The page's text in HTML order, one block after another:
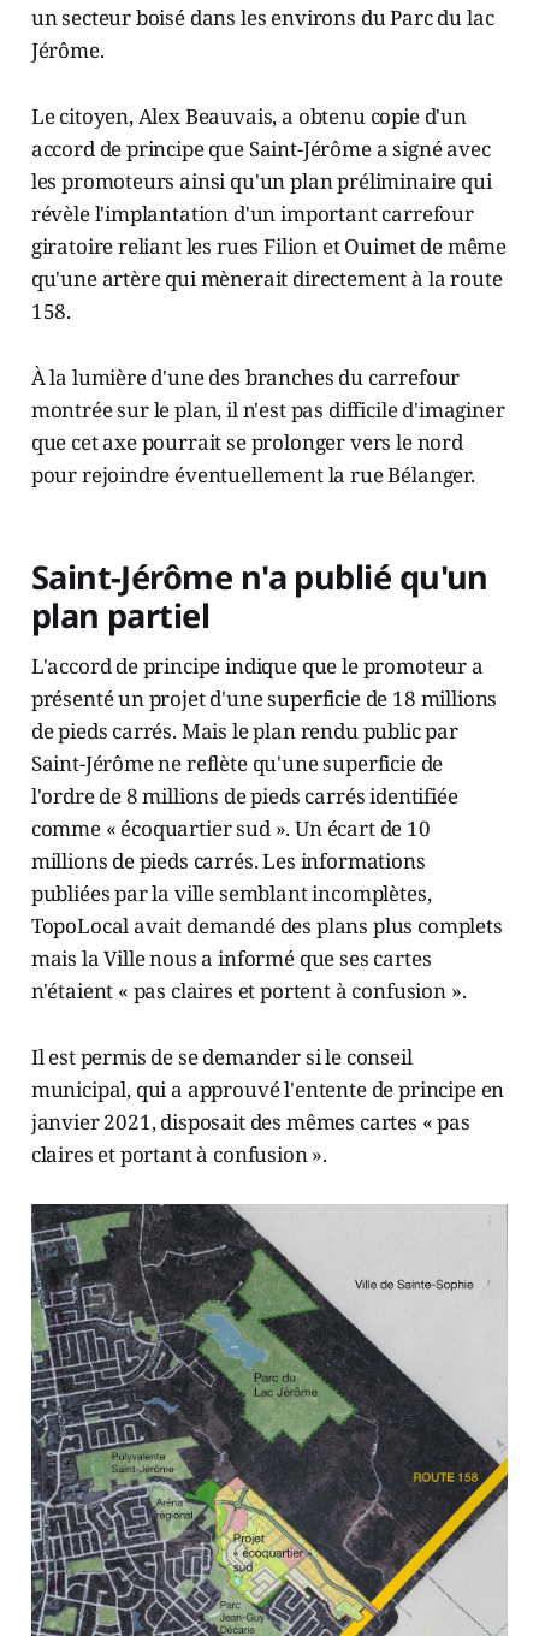
un secteur boisé dans les environs du Parc du lac
Jérôme.
Le citoyen, Alex Beauvais, a obtenu copie d'un
accord de principe que Saint-Jérôme a signé avec
les promoteurs ainsi qu'un plan préliminaire qui
révèle l'implantation d'un important carrefour
giratoire reliant les rues Filion et Ouimet de même
qu'une artère qui mènerait directement à la route
158.
À la lumière d'une des branches du carrefour
montrée sur le plan, il n'est pas difficile d'imaginer
que cet axe pourrait se prolonger vers le nord
pour rejoindre éventuellement la rue Bélanger.
Saint-Jérôme n'a publié qu'un
plan partiel
L'accord de principe indique que le promoteur a
présenté un projet d'une superficie de 18 millions
de pieds carrés. Mais le plan rendu public par
Saint-Jérôme ne reflète qu'une superficie de
l'ordre de 8 millions de pieds carrés identifiée
comme « écoquartier sud ». Un écart de 10
millions de pieds carrés. Les informations
publiées par la ville semblant incomplètes,
TopoLocal avait demandé des plans plus complets
mais la Ville nous a informé que ses cartes
n'étaient « pas claires et portent à confusion ».
Il est permis de se demander si le conseil
municipal, qui a approuvé l'entente de principe en
janvier 2021, disposait des mêmes cartes « pas
claires et portant à confusion ».